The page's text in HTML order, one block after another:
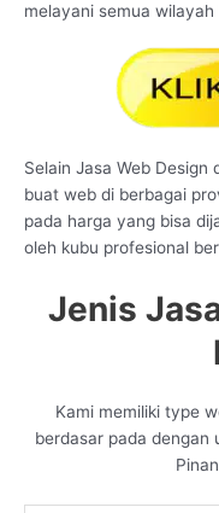
melayani semua
Selain Jasa Web Design
buat web di berbagai
pada harga yang bisa
oleh kubu profesional
Jenis
Kami memiliki type
berdasar pada dengan